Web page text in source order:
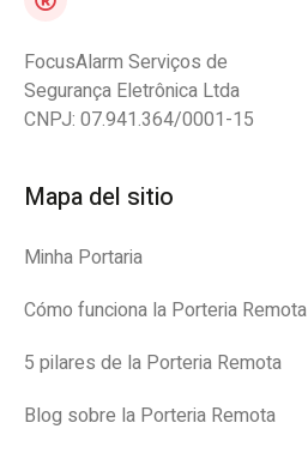
FocusAlarm Serviços de
Segurança Eletrônica Ltda
CNPJ: 07.941.364/0001-15
Mapa del sitio
Minha Portaria
Cómo funciona la Porteria Remota
5 pilares de la Porteria Remota
Blog sobre la Porteria Remota